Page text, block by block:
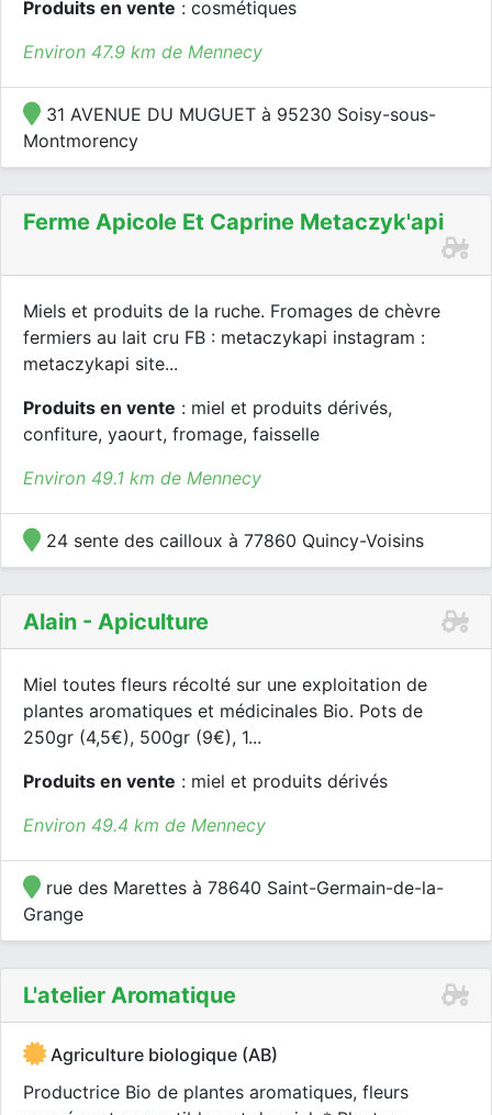
Produits en vente : cosmétiques
Environ 47.9 km de Mennecy
31 AVENUE DU MUGUET à 95230 Soisy-sous-
Montmorency
Ferme Apicole Et Caprine Metaczyk'api
Miels et produits de la ruche. Fromages de chèvre
fermiers au lait cru FB : metaczykapi instagram :
metaczykapi site...
Produits en vente : miel et produits dérivés,
confiture, yaourt, fromage, faisselle
Environ 49.1 km de Mennecy
24 sente des cailloux à 77860 Quincy-Voisins
Alain - Apiculture
Miel toutes fleurs récolté sur une exploitation de
plantes aromatiques et médicinales Bio. Pots de
250gr (4,5€), 500gr (9€), 1...
Produits en vente : miel et produits dérivés
Environ 49.4 km de Mennecy
rue des Marettes à 78640 Saint-Germain-de-la-
Grange
L'atelier Aromatique
Agriculture biologique (AB)
Productrice Bio de plantes aromatiques, fleurs